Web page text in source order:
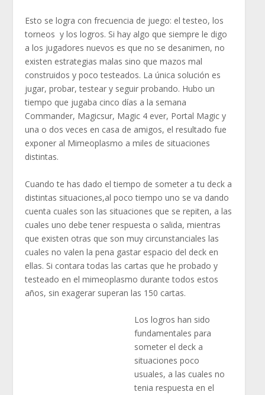
Esto se logra con frecuencia de juego: el testeo, los
torneos y los logros. Si hay algo que siempre le digo
a los jugadores nuevos es que no se desanimen, no
existen estrategias malas sino que mazos mal
construidos y poco testeados. La única solución es
jugar, probar, testear y seguir probando. Hubo un
tiempo que jugaba cinco días a la semana
Commander, Magicsur, Magic 4 ever, Portal Magic y
una o dos veces en casa de amigos, el resultado fue
exponer al Mimeoplasmo a miles de situaciones
distintas.
Cuando te has dado el tiempo de someter a tu deck a
distintas situaciones,al poco tiempo uno se va dando
cuenta cuales son las situaciones que se repiten, a las
cuales uno debe tener respuesta o salida, mientras
que existen otras que son muy circunstanciales las
cuales no valen la pena gastar espacio del deck en
ellas. Si contara todas las cartas que he probado y
testeado en el mimeoplasmo durante todos estos
años, sin exagerar superan las 150 cartas.
Los logros han sido
fundamentales para
someter el deck a
situaciones poco
usuales, a las cuales no
tenia respuesta en el